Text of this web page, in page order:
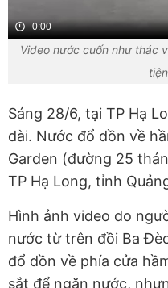
0:00
Video nước cuốn như thác
Sáng 28/6, tại TP Hạ
dài. Nước đổ dồn về
Garden (đường 25
TP Hạ Long, tỉnh
Hình ảnh video do
nước từ trên đồi Ba
đổ dồn về phía cửa
sắt để ngăn nước,